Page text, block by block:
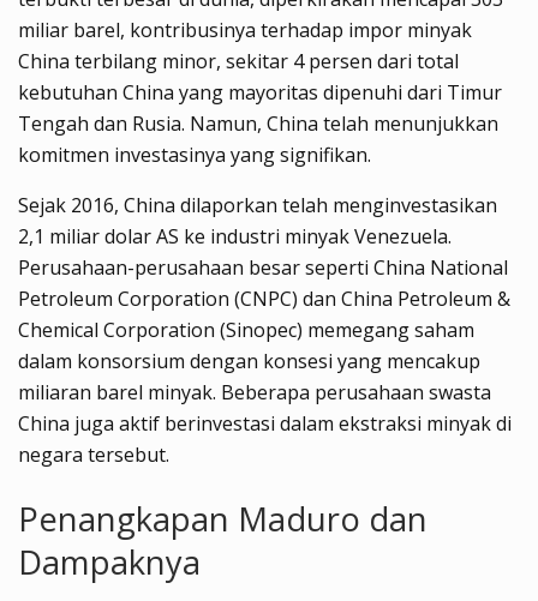
miliar barel, kontribusinya terhadap impor minyak
China terbilang minor, sekitar 4 persen dari total
kebutuhan China yang mayoritas dipenuhi dari Timur
Tengah dan Rusia. Namun, China telah menunjukkan
komitmen investasinya yang signifikan.
Sejak 2016, China dilaporkan telah menginvestasikan
2,1 miliar dolar AS ke industri minyak Venezuela.
Perusahaan-perusahaan besar seperti China National
Petroleum Corporation (CNPC) dan China Petroleum &
Chemical Corporation (Sinopec) memegang saham
dalam konsorsium dengan konsesi yang mencakup
miliaran barel minyak. Beberapa perusahaan swasta
China juga aktif berinvestasi dalam ekstraksi minyak di
negara tersebut.
Penangkapan Maduro dan
Dampaknya